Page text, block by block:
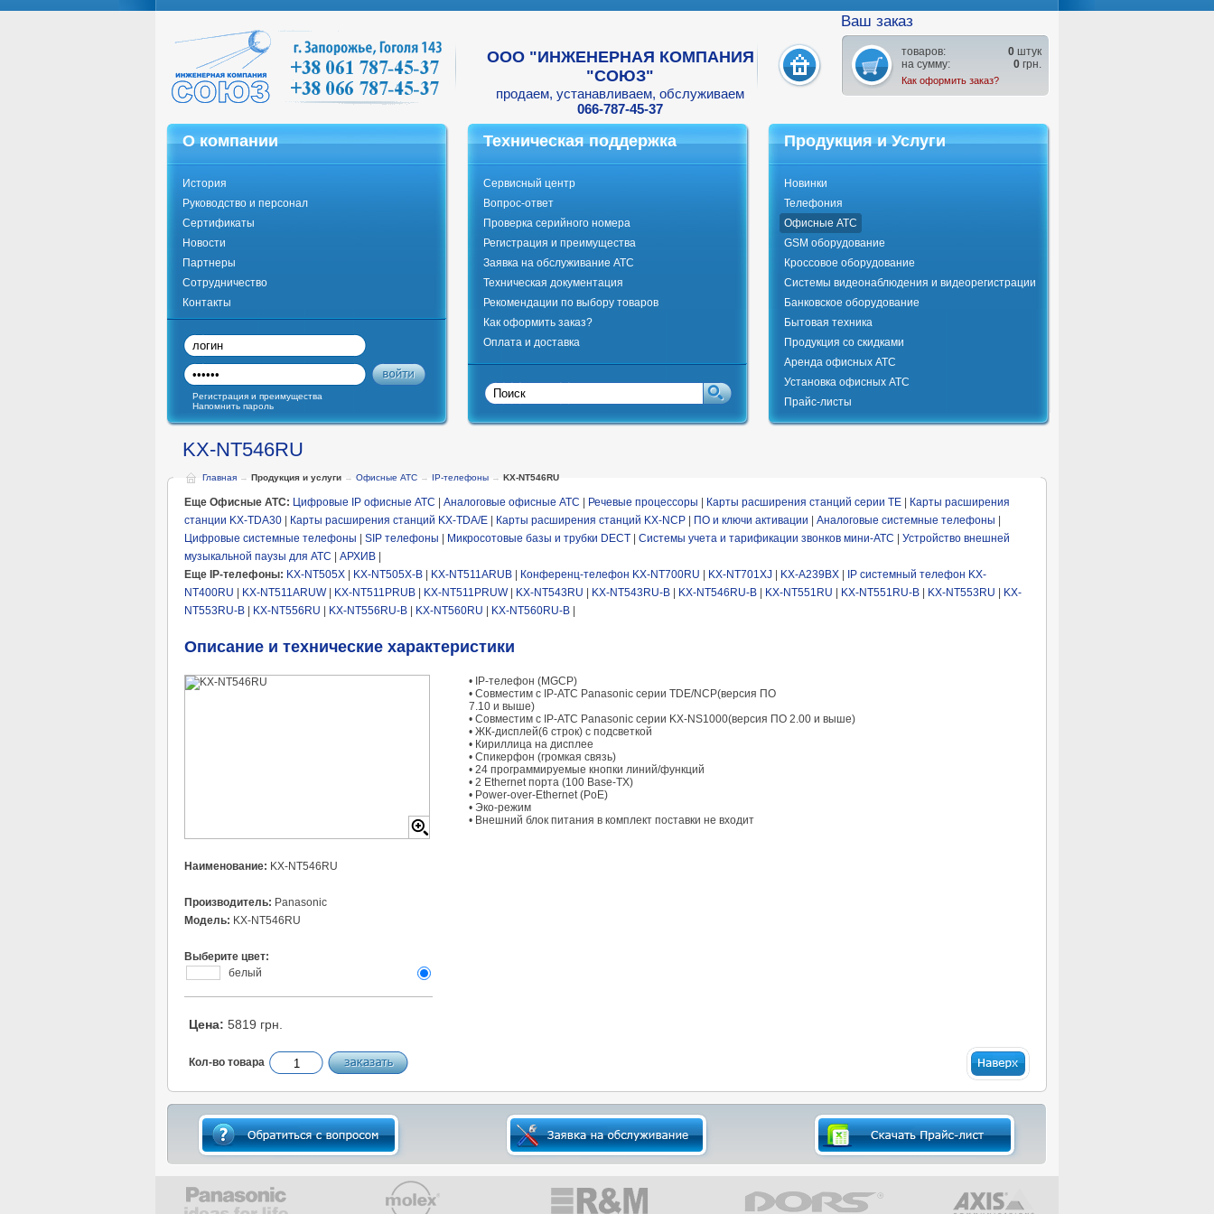
ООО "ИНЖЕНЕРНАЯ КОМПАНИЯ
"СОЮЗ"
продаем, устанавливаем, обслуживаем
066-787-45-37
Ваш заказ
товаров: 0 штук
на сумму:
0 грн.
Как оформить заказ?
О компании Техническая поддержка Продукция и Услуги
История
Руководство и персонал
Сертификаты
Новости
Партнеры
Сотрудничество
Контакты
Сервисный центр
Вопрос-ответ
Проверка серийного номера
Регистрация и преимущества
Заявка на обслуживание АТС
Техническая документация
Рекомендации по выбору товаров
Как оформить заказ?
Оплата и доставка
Новинки
Телефония
Офисные АТС
GSM оборудование
Кроссовое оборудование
Системы видеонаблюдения и видеорегистрации
Банковское оборудование
Бытовая техника
Продукция со скидками
Аренда офисных АТС
Установка офисных АТС
Прайс-листы
Регистрация и преимущества
Напомнить пароль
KX-NT546RU
Главная → Продукция и услуги → Офисные АТС → IP-телефоны → KX-NT546RU
Еще Офисные АТС: Цифровые IP офисные АТС Аналоговые офисные АТС Речевые процессоры Карты расширения станций серии TE
Карты расширения
станции KX-TDA30
Карты расширения станций KX-TDA/E Карты расширения станций KX-NCP ПО и ключи активации Аналоговые системные телефоны
Цифровые системные телефоны
SIP телефоны Микросотовые базы и трубки DECT Системы учета и тарификации звонков мини-АТС
Устройство внешней
музыкальной паузы для АТС
АРХИВ
Еще IP-телефоны: KX-NT505X KX-NT505X-B KX-NT511ARUB Конференц-телефон KX-NT700RU KX-NT701XJ KX-A239BX
IP системный телефон KX-
NT400RU
KX-NT511ARUW| KX-NT511PRUB KX-NT511PRUW| KX-NT543RU KX-NT543RU-B KX-NT546RU-B KX-NT551RU KX-NT551RU-B KX-NT553RU
KX-
NT553RU-B
KX-NT556RU KX-NT556RU-B KX-NT560RU KX-NT560RU-B
Описание и технические характеристики
Наименование: KX-NT546RU
Производитель: Panasonic
Модель: KX-NT546RU
Выберите цвет:
белый
Цена: 5819 грн.
Кол-во товара
• IP-телефон (MGCP)
• Совместим с IP-АТС Panasonic серии TDE/NCP(версия ПО
7.10 и выше)
• Совместим с IP-АТС Panasonic серии KX-NS1000(версия ПО 2.00 и выше)
• ЖК-дисплей(6 строк) с подсветкой
• Кириллица на дисплее
• Спикерфон (громкая связь)
• 24 программируемые кнопки линий/функций
• 2 Ethernet порта (100 Base-TX)
• Power-over-Ethernet (PoE)
• Эко-режим
• Внешний блок питания в комплект поставки не входит